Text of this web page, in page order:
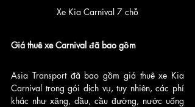
Xe Kia Carnival 7 chỗ
Giá thuê xe Carnival đã bao gồm
Asia Transport đã bao gồm giá thuê xe Kia
Carnival trong gói dịch vụ, tuy nhiên, các phí
khác như xăng, dầu, cầu đường, nước uống